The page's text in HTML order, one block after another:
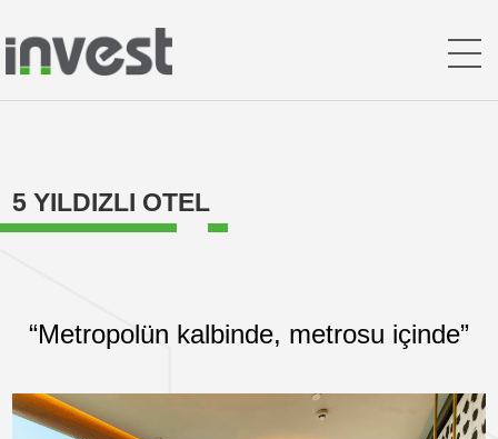
5 YILDIZLI OTEL
“Metropolün kalbinde, metrosu içinde”